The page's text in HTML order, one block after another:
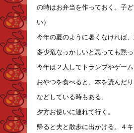
の時はお弁当を作っておく。子
い）
今年の夏のように暑くなければ
多少危なっかしいと思っても黙っ
今年は２人してトランプやゲーム
おやつを食べると、本を読んだ
などしている時もある。
夕方お使いに連れて行く。
帰ると夫と散歩に出かける。４